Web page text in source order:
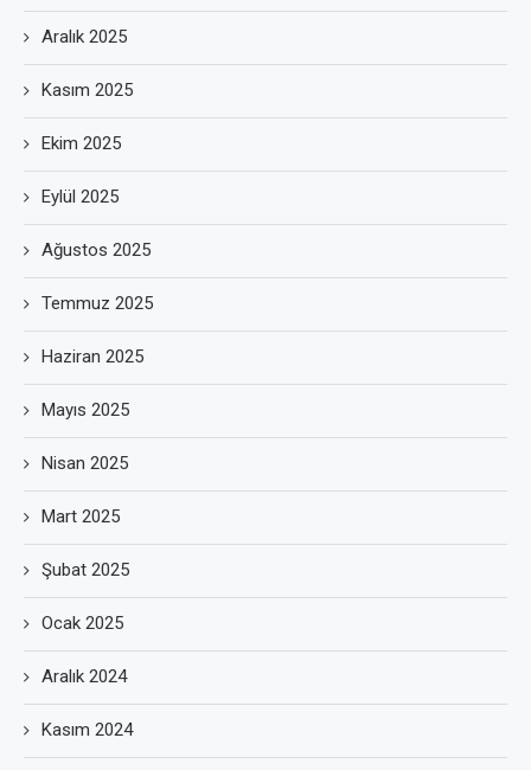
Aralık 2025
Kasım 2025
Ekim 2025
Eylül 2025
Ağustos 2025
Temmuz 2025
Haziran 2025
Mayıs 2025
Nisan 2025
Mart 2025
Şubat 2025
Ocak 2025
Aralık 2024
Kasım 2024